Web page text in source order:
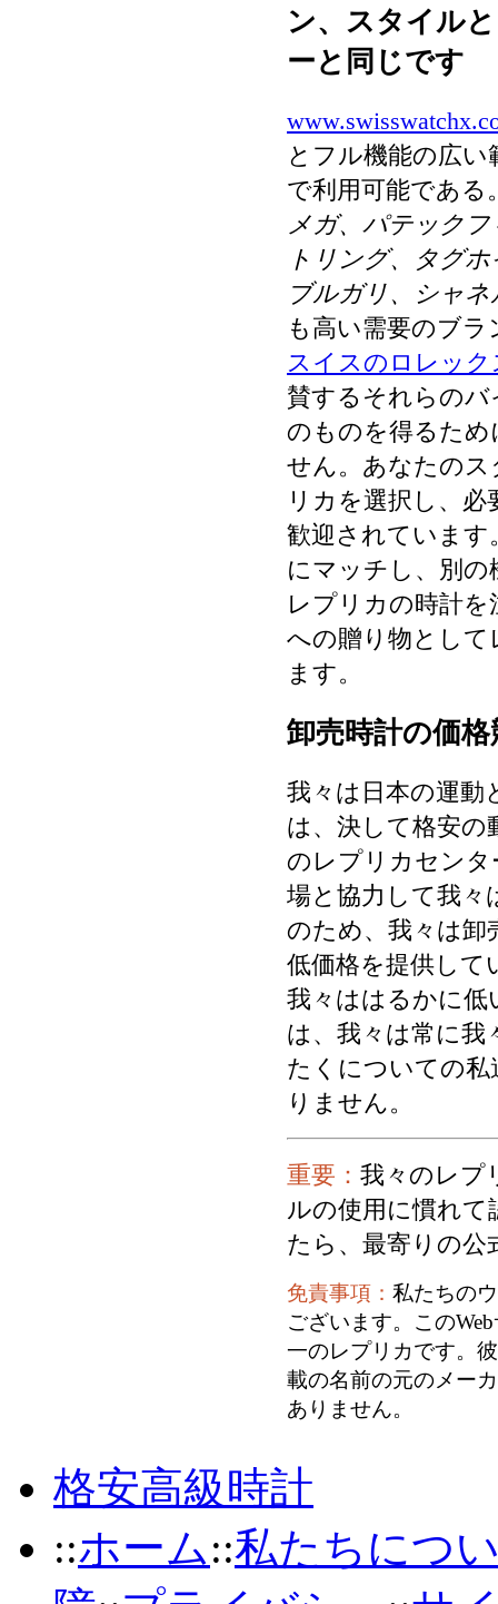
ン、スタイル
ーと同じです
とフル機能の広
で利用可能である
メガ、パテック
トリング、タグ
ブルガリ、シャ
も高い需要のブ
スイスのロレッ
賛するそれらの
のものを得るた
せん。あなたの
リカを選択し、
歓迎されています
にマッチし、別
レプリカの時計
への贈り物とし
ます。
卸売時計の価
我々は日本の運動
は、決して格安の
のレプリカセン
場と協力して我々
のため、我々は卸
低価格を提供して
我々ははるかに低
は、我々は常に我
たくについての私
りません。
重要： 我々のレプ
ルの使用に慣れ
たら、最寄りの
免責事項： 私たちの
ございます。この
一のレプリカです。
載の名前の元のメー
ありません。
格安高級時計
::ホーム::私たちにつ